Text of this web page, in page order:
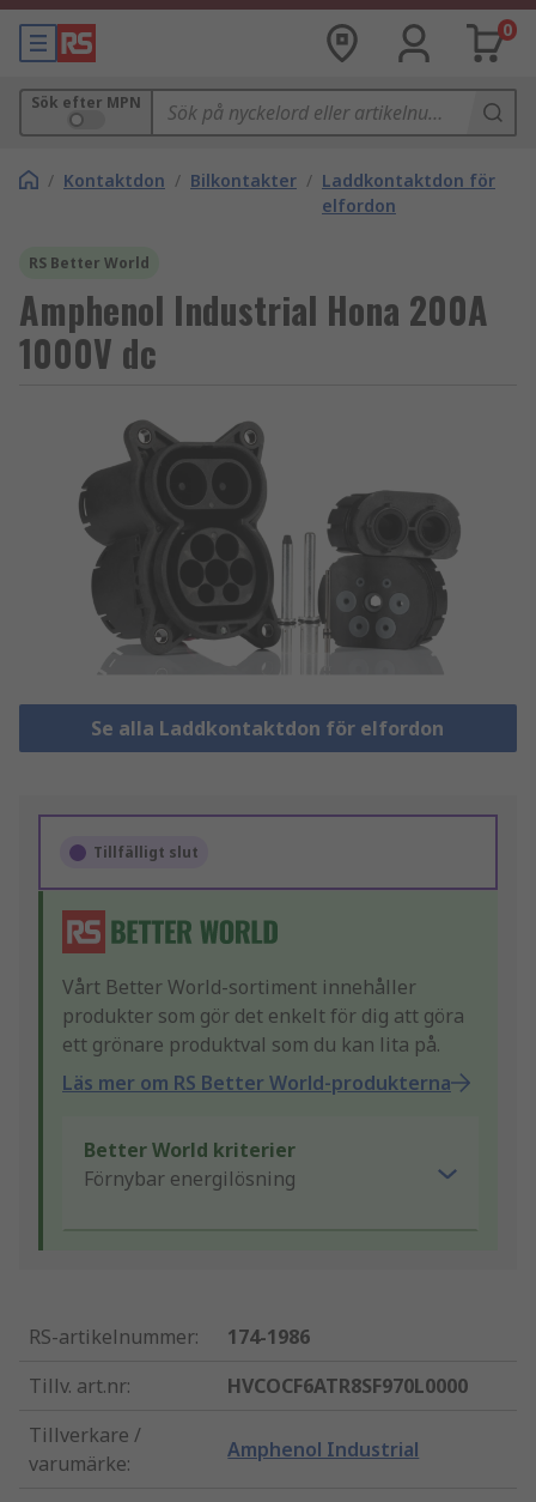
0
Sök efter MPN
/ Kontaktdon / Bilkontakter / Laddkontaktdon för
elfordon
RS Better World
Amphenol Industrial Hona 200A
1000V dc
Se alla Laddkontaktdon för elfordon
Tillfälligt slut
Vårt Better World-sortiment innehåller
produkter som gör det enkelt för dig att göra
ett grönare produktval som du kan lita på.
Läs mer om RS Better World-produkterna
Better World kriterier
Förnybar energilösning
RS-artikelnummer:
174-1986
Tillv. art.nr:
HVCOCF6ATR8SF970L0000
Tillverkare /
varumärke:
Amphenol Industrial